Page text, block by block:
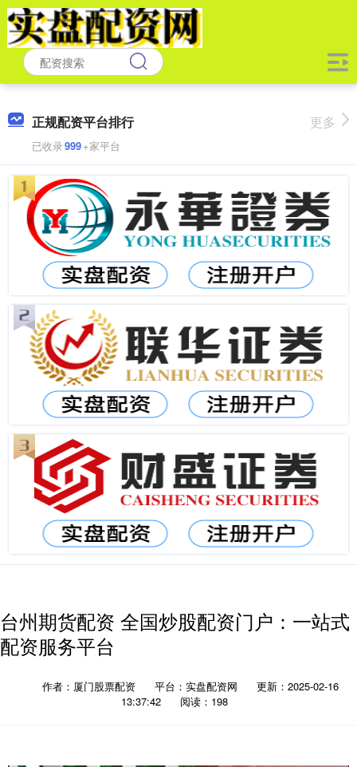
正规配资平台排行
已收录999+家平台
更多
台州期货配资 全国炒股配资门户：一站式
配资服务平台
作者：厦门股票配资 平台：实盘配资网
更新：2025-02-16
13:37:42
阅读：198